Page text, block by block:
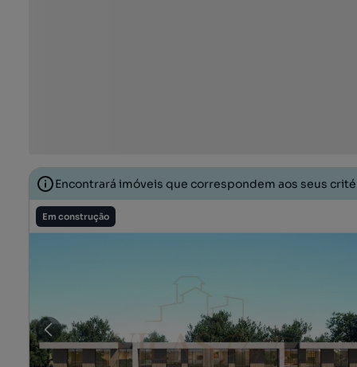
Encontrará imóveis que correspondem aos seus
Em construção